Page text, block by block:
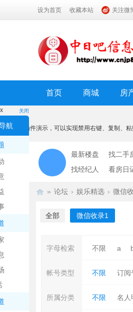
设为首页 收藏本站 关注微
首页 商城 房
关闭
航
x
本功能为插件演示，可以实现禁用右键、复制、
我知道了
最新楼盘 找二手
找经纪人
看房日
» 论坛 › 娱乐精选 › 微信
全部 微信收录1
字母检索 不限 a
帐号类型 不限 订阅
所属分类 不限 名人